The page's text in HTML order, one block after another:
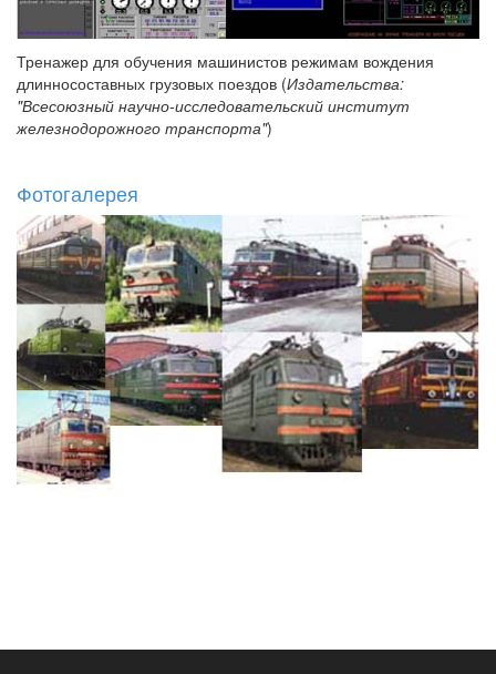
Тренажер для обучения машинистов режимам вождения
длинносоставных грузовых поездов (Издательства:
"Всесоюзный научно-исследовательский институт
железнодорожного транспорта")
Фотогалерея